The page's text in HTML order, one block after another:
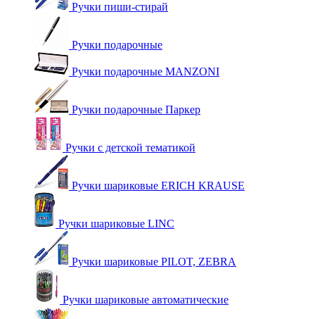
Ручки пиши-стирай
Ручки подарочные
Ручки подарочные MANZONI
Ручки подарочные Паркер
Ручки с детской тематикой
Ручки шариковые ERICH KRAUSE
Ручки шариковые LINC
Ручки шариковые PILOT, ZEBRA
Ручки шариковые автоматические